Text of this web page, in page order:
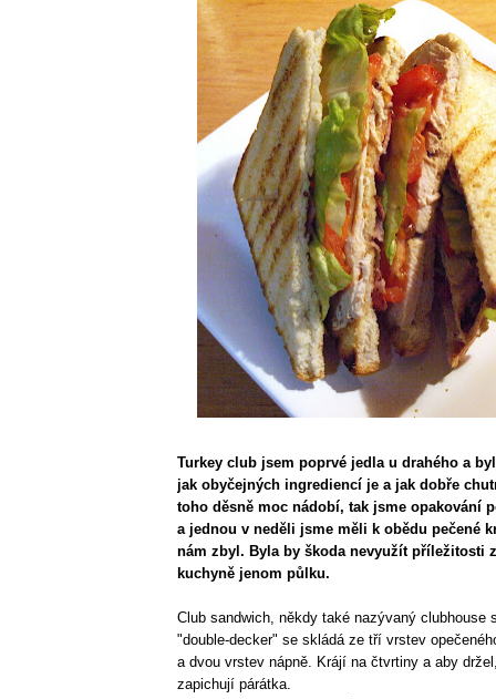
Turkey club jsem poprvé jedla u drahého a
jak obyčejných ingrediencí je a jak dobře
toho děsně moc nádobí, tak jsme opakování
a jednou v neděli jsme měli k obědu pečené
nám zbyl. Byla by škoda nevyužít příležitosti
kuchyně jenom půlku.
Club sandwich, někdy také nazývaný clubhouse
"double-decker" se skládá ze tří vrstev
a dvou vrstev nápně. Krájí na čtvrtiny a aby
zapichují párátka.